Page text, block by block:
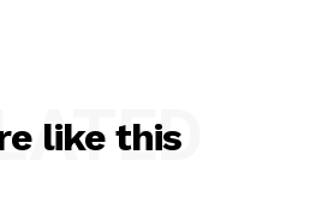
like this